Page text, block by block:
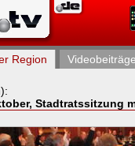
Region Videobeiträge
Stadtratssitzung